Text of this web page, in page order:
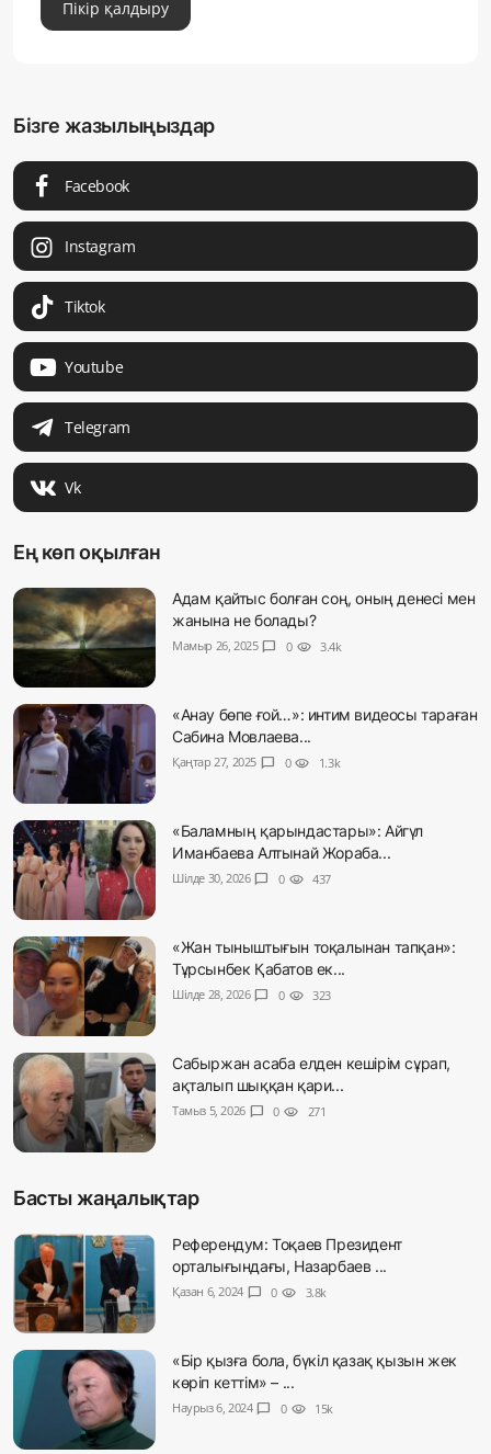
Пікір қалдыру
Бізге жазылыңыздар
Facebook
Instagram
Tiktok
Youtube
Telegram
Vk
Ең көп оқылған
Адам қайтыс болған соң, оның денесі мен
жанына не болады?
Мамыр 26, 2025 chat_bubble 0 visibility 3.4k
«Анау бөпе ғой…»: интим видеосы тараған
Сабина Мовлаева...
Қаңтар 27, 2025 chat_bubble 0 visibility 1.3k
«Баламның қарындастары»: Айгүл
Иманбаева Алтынай Жораба...
Шілде 30, 2026 chat_bubble 0 visibility 437
«Жан тыныштығын тоқалынан тапқан»:
Тұрсынбек Қабатов ек...
Шілде 28, 2026 chat_bubble 0 visibility 323
Сабыржан асаба елден кешірім сұрап,
ақталып шыққан қари...
Тамыз 5, 2026 chat_bubble 0 visibility 271
Басты жаңалықтар
Референдум: Тоқаев Президент
орталығындағы, Назарбаев ...
Қазан 6, 2024 chat_bubble 0 visibility 3.8k
«Бір қызға бола, бүкіл қазақ қызын жек
көріп кеттім» – ...
Наурыз 6, 2024 chat_bubble 0 visibility 15k